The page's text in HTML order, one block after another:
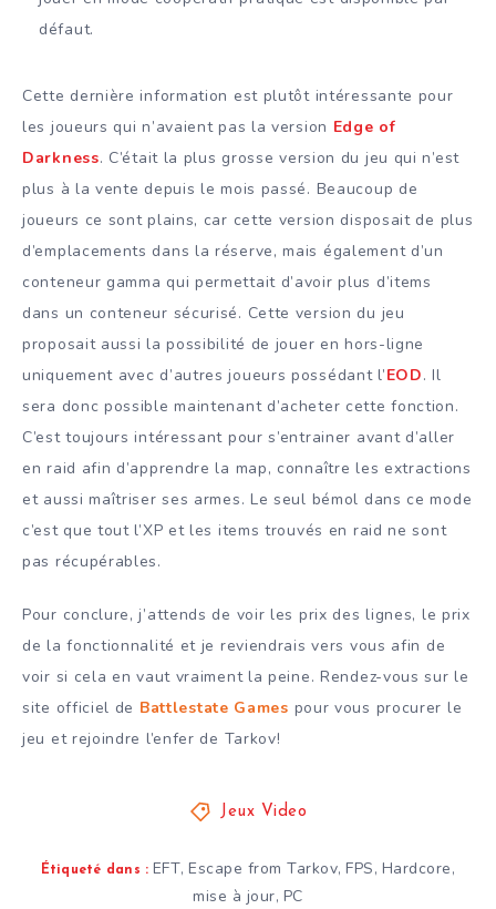
défaut.
Cette dernière information est plutôt intéressante pour
les joueurs qui n’avaient pas la version Edge of
Darkness. C’était la plus grosse version du jeu qui n’est
plus à la vente depuis le mois passé. Beaucoup de
joueurs ce sont plains, car cette version disposait de plus
d’emplacements dans la réserve, mais également d’un
conteneur gamma qui permettait d’avoir plus d’items
dans un conteneur sécurisé. Cette version du jeu
proposait aussi la possibilité de jouer en hors-ligne
uniquement avec d’autres joueurs possédant l’EOD. Il
sera donc possible maintenant d’acheter cette fonction.
C’est toujours intéressant pour s’entrainer avant d’aller
en raid afin d’apprendre la map, connaître les extractions
et aussi maîtriser ses armes. Le seul bémol dans ce mode
c’est que tout l’XP et les items trouvés en raid ne sont
pas récupérables.
Pour conclure, j’attends de voir les prix des lignes, le prix
de la fonctionnalité et je reviendrais vers vous afin de
voir si cela en vaut vraiment la peine. Rendez-vous sur le
site officiel de Battlestate Games pour vous procurer le
jeu et rejoindre l’enfer de Tarkov!
Jeux Video
Étiqueté dans : EFT,Escape from Tarkov,FPS, Hardcore,
mise à jour, PC